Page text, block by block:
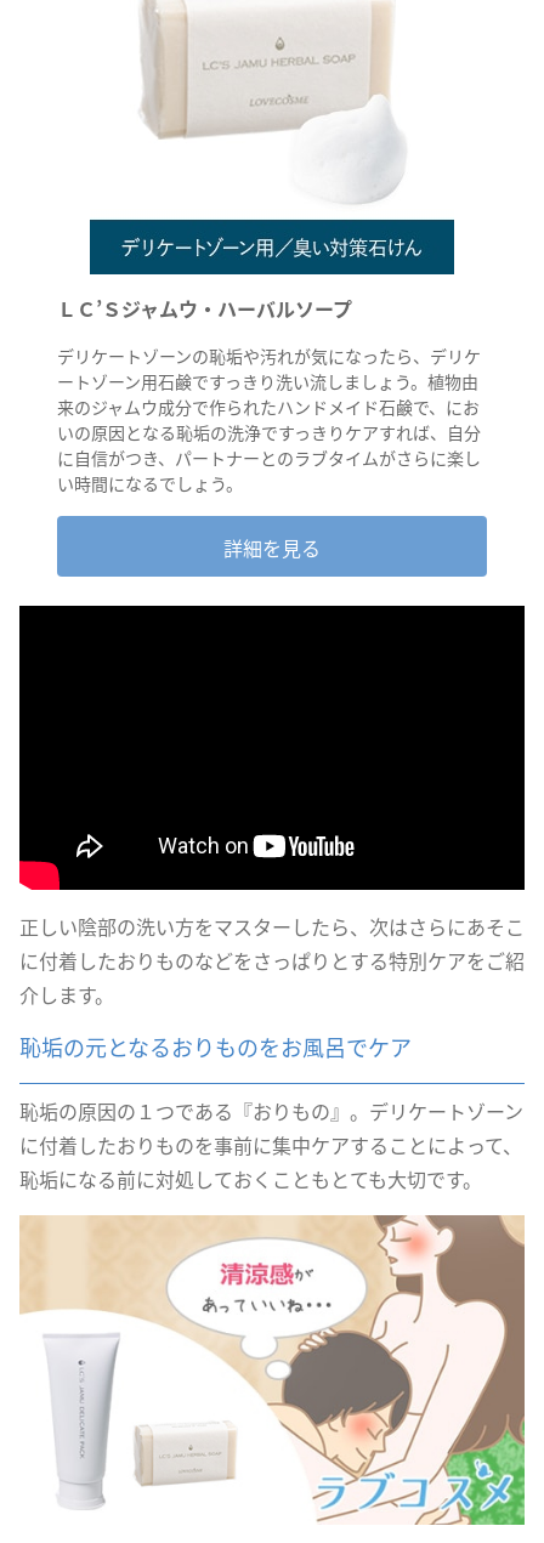
ＬＣ’Ｓジャムウ・ハーバルソープ
デリケートゾーンの恥垢や汚れが気になったら、デリケ
ートゾーン用石鹸ですっきり洗い流しましょう。植物由
来のジャムウ成分で作られたハンドメイド石鹸で、にお
いの原因となる恥垢の洗浄ですっきりケアすれば、自分
に自信がつき、パートナーとのラブタイムがさらに楽し
い時間になるでしょう。
詳細を見る
正しい陰部の洗い方をマスターしたら、次はさらにあそこ
に付着したおりものなどをさっぱりとする特別ケアをご紹
介します。
恥垢の元となるおりものをお風呂でケア
恥垢の原因の１つである『おりもの』。デリケートゾーン
に付着したおりものを事前に集中ケアすることによって、
恥垢になる前に対処しておくこともとても大切です。